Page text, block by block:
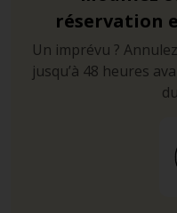
autorisés à tourner à
laissez pas surprendre.
Le kilomètre zéro
axes autoroutiers qui
d’Espagne : l’A-1 vers
Catalogne, l’A-3 vers le
réservation
Un imprévu ?
jusqu’à 48 heures